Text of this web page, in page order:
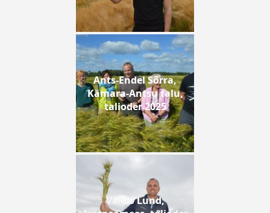
Ants-Endel Sõrra,
Kämara-Antsu talu,
talioder 2025
Vardo Lund,